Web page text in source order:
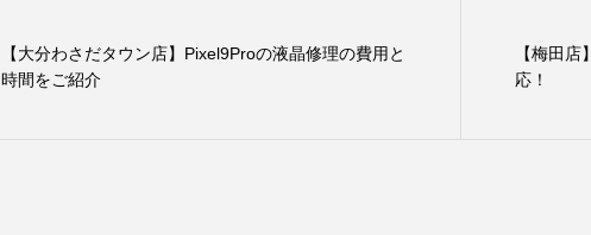
【大分わさだタウン店】Pixel9Proの液晶修理の費用と
時間をご紹介
【梅田
応！